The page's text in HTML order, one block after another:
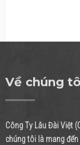
Về chúng
Công Ty Lâu Đài Việt
chúng tôi là mang